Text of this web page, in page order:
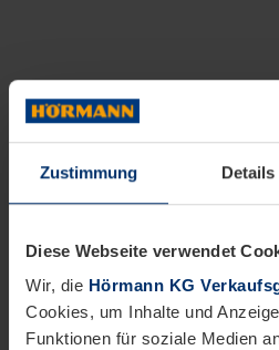
Zustimmung Details
Diese Webseite verwendet
Wir, die Hörmann KG
Cookies, um Inhalte und
Funktionen für soziale Medien